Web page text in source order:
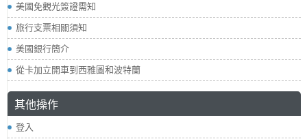
美國免觀光簽證需知
旅行支票相關須知
美國銀行簡介
從卡加立開車到西雅圖和波特蘭
其他操作
登入